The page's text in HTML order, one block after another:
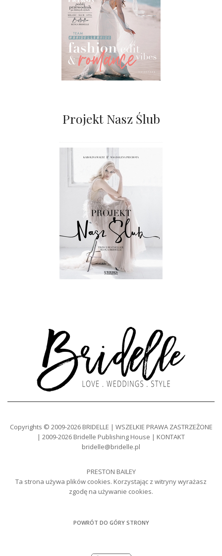
Projekt Nasz Ślub
Copyrights © 2009-2026 BRIDELLE | WSZELKIE PRAWA ZASTRZEŻONE
| 2009-2026 Bridelle Publishing House | KONTAKT
bridelle@bridelle.pl
PRESTON BAILEY
Ta strona używa plików cookies. Korzystając z witryny wyrażasz
zgodę na używanie cookies.
POWRÓT DO GÓRY STRONY